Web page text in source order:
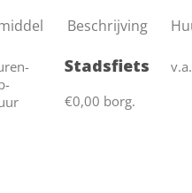
Beschrijving
Stadsfiets
€0,00 borg.